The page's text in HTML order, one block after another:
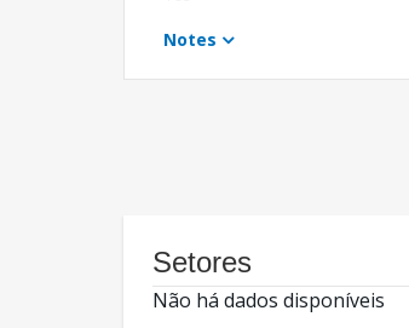
Notes
Setores
Não há dados disponíveis